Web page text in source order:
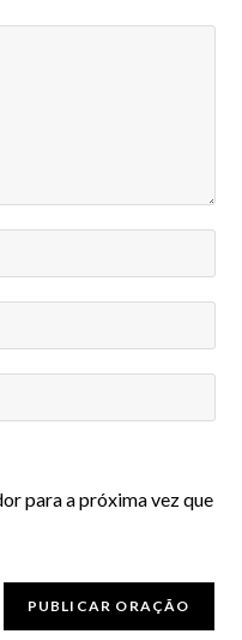
para a próxima vez que